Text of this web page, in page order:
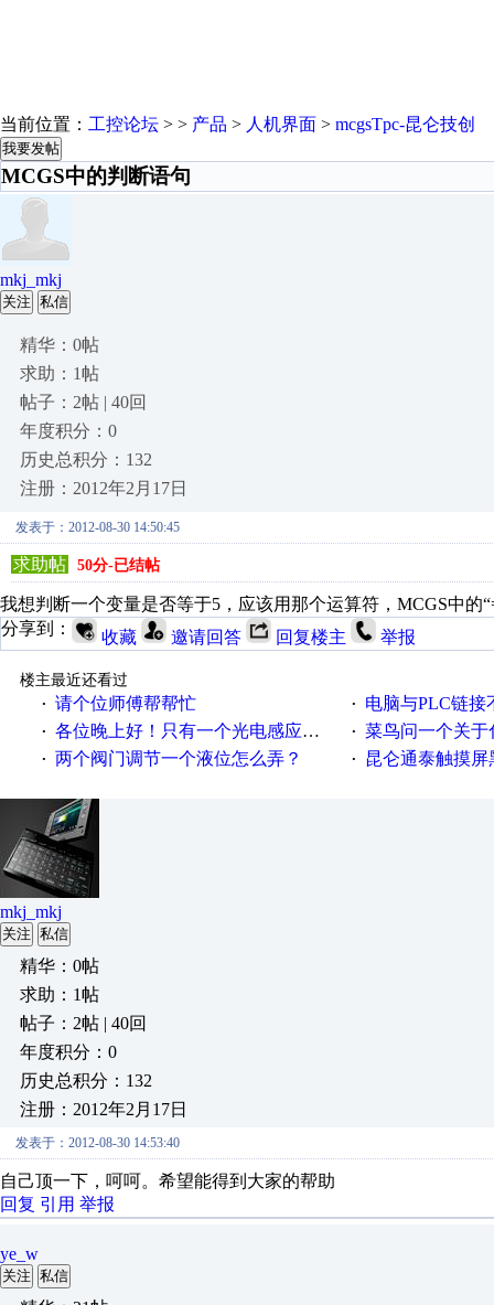
当前位置： 工控论坛 > > 产品 > 人机界面 > mcgsTpc-昆仑技创
我要发帖
MCGS中的判断语句
mkj_mkj
关注 私信
精华：0帖
求助：1帖
帖子：2帖 | 40回
年度积分：0
历史总积分：132
注册：2012年2月17日
发表于：2012-08-30 14:50:45
求助帖 50分-已结帖
我想判断一个变量是否等于5，应该用那个运算符，MCGS中的
分享到：
收藏 邀请回答 回复楼主 举报
楼主最近还看过
· 请个位师傅帮帮忙 · 电脑与PLC链接
· 各位晚上好！只有一个光电感应器是怎么检测到物体长度的值，谢谢指点！ · 菜鸟问一个关
· 两个阀门调节一个液位怎么弄？ · 昆仑通泰触摸屏
mkj_mkj
关注 私信
精华：0帖
求助：1帖
帖子：2帖 | 40回
年度积分：0
历史总积分：132
注册：2012年2月17日
发表于：2012-08-30 14:53:40
自己顶一下，呵呵。希望能得到大家的帮助
回复 引用 举报
ye_w
关注 私信